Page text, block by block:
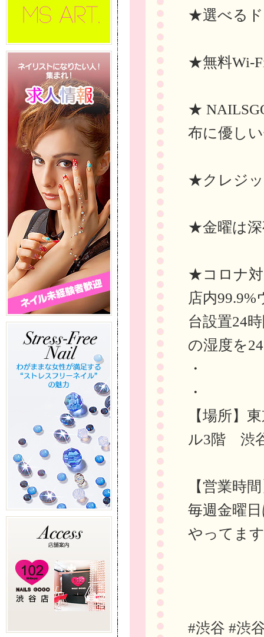
★選べるド
★無料Wi-
★
布に優し
★クレジ
★金曜は深
★コロナ
店内
台設置24
の湿度を
・
・
【場所】
ル3階 渋
【営業時
毎週金曜
やってま
#渋谷 #渋